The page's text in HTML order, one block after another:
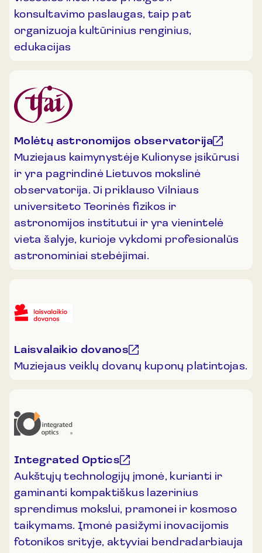
konsultavimo paslaugas, taip pat
organizuoja kultūrinius renginius,
edukacijas
Molėtų astronomijos observatorija
Muziejaus kaimynystėje Kulionyse įsikūrusi
ir yra pagrindinė Lietuvos mokslinė
observatorija. Ji priklauso Vilniaus
universiteto Teorinės fizikos ir
astronomijos institutui ir yra vienintelė
vieta šalyje, kurioje vykdomi profesionalūs
astronominiai stebėjimai.
Laisvalaikio dovanos
Muziejaus veiklų dovanų kuponų platintojas.
Integrated Optics
Aukštųjų technologijų įmonė, kurianti ir
gaminanti kompaktiškus lazerinius
sprendimus mokslui, pramonei ir kosmoso
taikymams. Įmonė pasižymi inovacijomis
fotonikos srityje, aktyviai bendradarbiauja